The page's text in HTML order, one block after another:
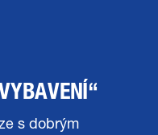
s dobrým